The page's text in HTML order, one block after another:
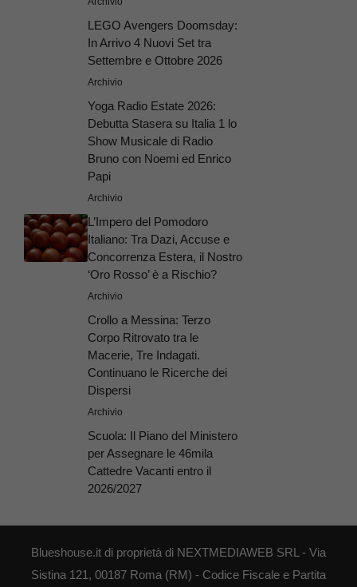
LEGO Avengers Doomsday:
In Arrivo 4 Nuovi Set tra
Settembre e Ottobre 2026
Archivio
Yoga Radio Estate 2026:
Debutta Stasera su Italia 1 lo
Show Musicale di Radio
Bruno con Noemi ed Enrico
Papi
Archivio
L’Impero del Pomodoro
Italiano: Tra Dazi, Accuse e
Concorrenza Estera, il Nostro
‘Oro Rosso’ è a Rischio?
Archivio
Crollo a Messina: Terzo
Corpo Ritrovato tra le
Macerie, Tre Indagati.
Continuano le Ricerche dei
Dispersi
Archivio
Scuola: Il Piano del Ministero
per Assegnare le 46mila
Cattedre Vacanti entro il
2026/2027
Blueshouse.it di proprietà di NEXTMEDIAWEB SRL - Via
Sistina 121, 00187 Roma (RM) - Codice Fiscale e Partita